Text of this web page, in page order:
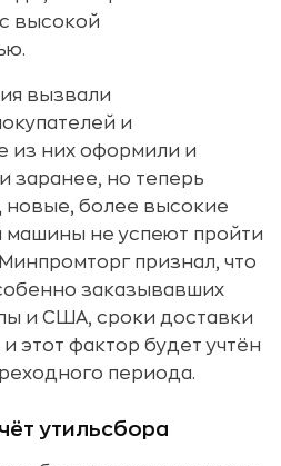
высокой
вызвали
и
из них оформили и
заранее, но теперь
новые, более высокие
не успеют пройти
признал, что
заказывавших
и США, сроки доставки
этот фактор будет учтён
периода.
утильсбора